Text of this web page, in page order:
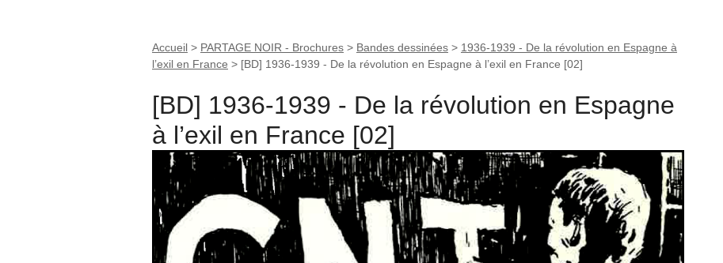
Accueil > PARTAGE NOIR - Brochures > Bandes dessinées > 1936-1939 - De la révolution en Espagne à
l’exil en France > [BD] 1936-1939 - De la révolution en Espagne à l’exil en France [02]
[BD] 1936-1939 - De la révolution en Espagne
à l’exil en France [02]